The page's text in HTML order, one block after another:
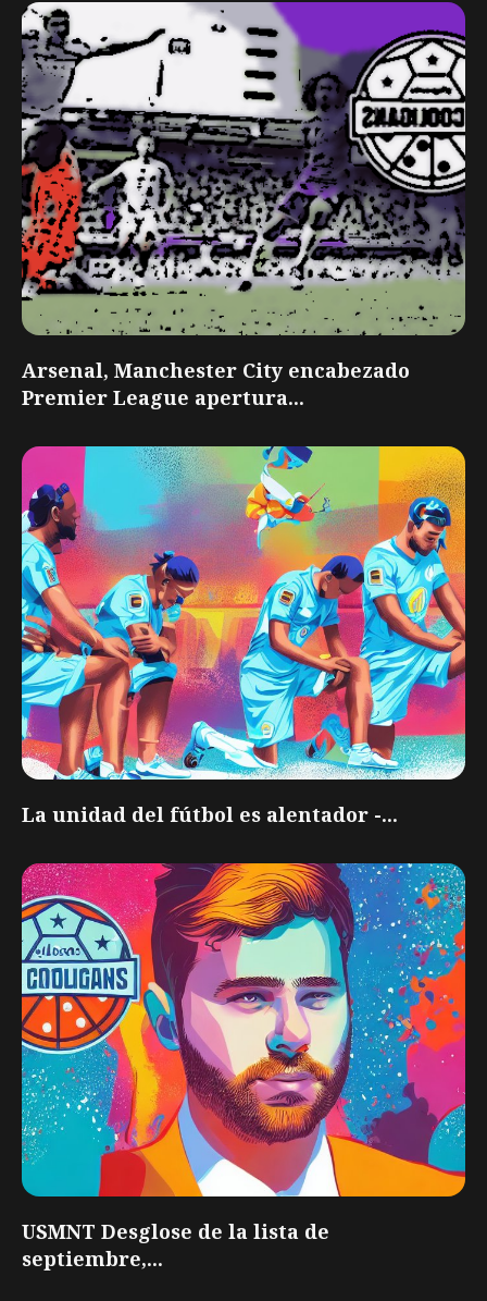
Arsenal, Manchester City encabezado
Premier League apertura...
La unidad del fútbol es alentador -...
USMNT Desglose de la lista de
septiembre,...